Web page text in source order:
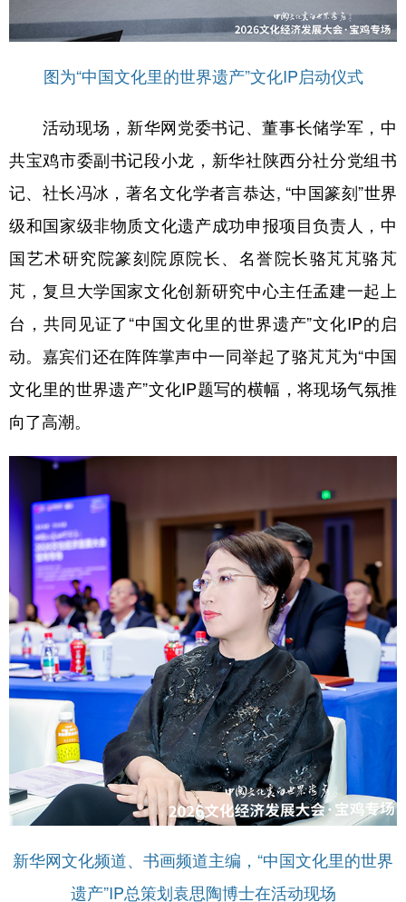
浙江 安徽 福建 江西
山东 河南 湖北 湖南
四川 贵州 云南 西藏
陕西 甘肃 青海 宁夏
新疆 内蒙古 黑龙江
多语种频道
English Español Français عربى
Deutsch
图为“中国文化里的世界遗产”文化IP启动仪式
活动现场，新华网党委书记、董事长储学军，中
共宝鸡市委副书记段小龙，新华社陕西分社分党组书
记、社长冯冰，著名文化学者言恭达, “中国篆刻”世界
级和国家级非物质文化遗产成功申报项目负责人，中
国艺术研究院篆刻院原院长、名誉院长骆芃芃骆芃
芃，复旦大学国家文化创新研究中心主任孟建一起上
台，共同见证了“中国文化里的世界遗产”文化IP的启
动。嘉宾们还在阵阵掌声中一同举起了骆芃芃为“中国
文化里的世界遗产”文化IP题写的横幅，将现场气氛推
向了高潮。
新华网文化频道、书画频道主编，“中国文化里的世界
遗产”IP总策划袁思陶博士在活动现场